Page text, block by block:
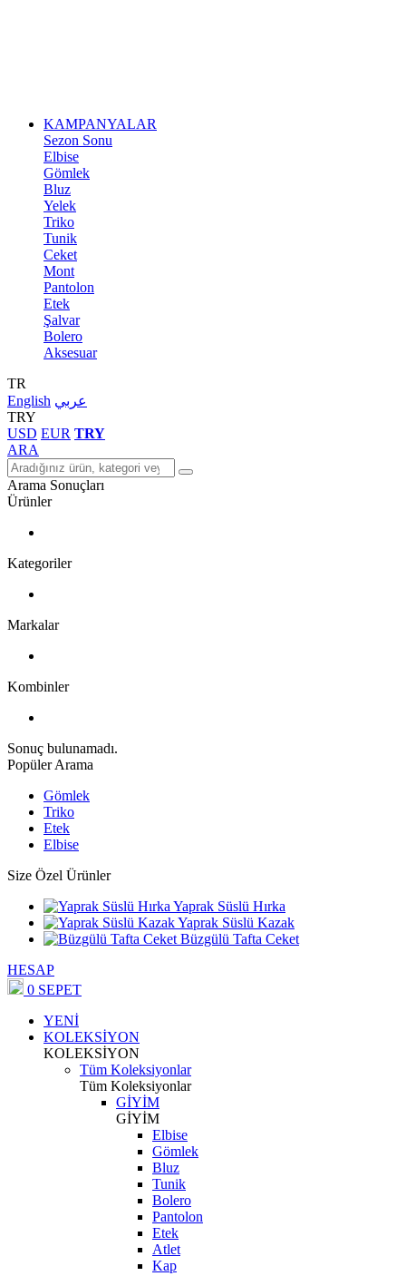
KAMPANYALAR
Sezon Sonu
Elbise
Gömlek
Bluz
Yelek
Triko
Tunik
Ceket
Mont
Pantolon
Etek
Şalvar
Bolero
Aksesuar
TR
English عربي
TRY
USD EUR TRY
ARA
Arama Sonuçları
Ürünler
Kategoriler
Markalar
Kombinler
Sonuç bulunamadı.
Popüler Arama
Gömlek
Triko
Etek
Elbise
Size Özel Ürünler
Yaprak Süslü Hırka
Yaprak Süslü Kazak
Büzgülü Tafta Ceket
HESAP
0 SEPET
YENİ
KOLEKSİYON
KOLEKSİYON
Tüm Koleksiyonlar
Tüm Koleksiyonlar
GİYİM
GİYİM
Elbise
Gömlek
Bluz
Tunik
Bolero
Pantolon
Etek
Atlet
Kap